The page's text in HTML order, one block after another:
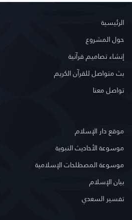
الرئيسية
حول المشروع
إنشاء تصاميم قرآنية
بث متواصل للقرآن الكريم
تواصل معنا
موقع دار الإسلام
موسوعة الأحاديث النبوية
موسوعة المصطلحات الإسلامية
بيان الإسلام
تفسير السعدي